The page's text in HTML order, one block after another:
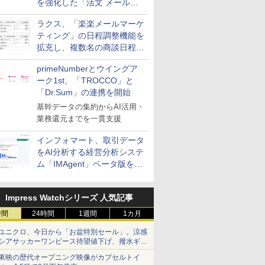
を強化した「活文 メール誤
送信防止アドインサービス」
を提供
ラクス、「楽楽メールマーケ
ティング」の日程調整機能を
拡充し、複数名の商談日程調
整を効率化
primeNumberとウイングア
ーク1st、「TROCCO」と
「Dr.Sum」の連携を開始
基幹データの集約からAI活用・
業務還元までを一貫支援
インフォマート、取引データ
をAI分析する経営分析システ
ム「IMAgent」ベータ版を提
Impress Watchシリーズ 人気記事
24時間 1週間 1カ月
ニクロ、今日から「お盆特別セール」。涼感
アサッカーワンピース待望値下げ、撥水ギア
ョーツは1990円に
映の歴代オープニング映像がカプセルトイ